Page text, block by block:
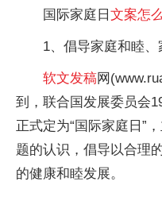
国际家庭日 文案怎
1、倡导家庭和睦、
软文发稿网
到，联合国发展委员会
正式定为“国际家庭日”
题的认识，倡导以合理
的健康和睦发展。